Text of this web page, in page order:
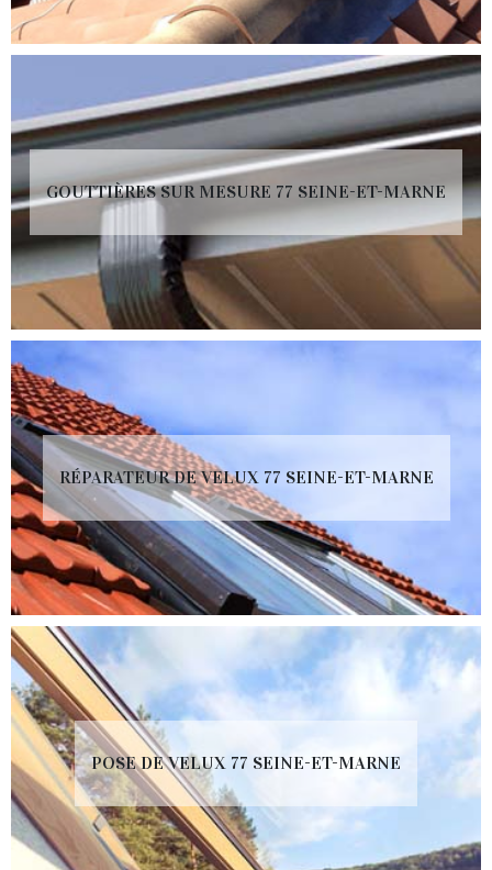
GOUTTIÈRES SUR MESURE 77 SEINE-ET-MARNE
RÉPARATEUR DE VELUX 77 SEINE-ET-MARNE
POSE DE VELUX 77 SEINE-ET-MARNE